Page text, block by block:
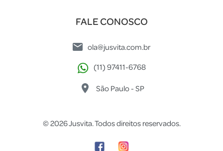
FALE CONOSCO
ola@jusvita.com.br
(11) 97411-6768
São Paulo - SP
© 2026 Jusvita. Todos direitos reservados.